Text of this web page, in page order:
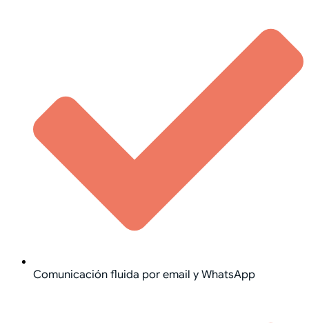
Comunicación fluida por email y WhatsApp